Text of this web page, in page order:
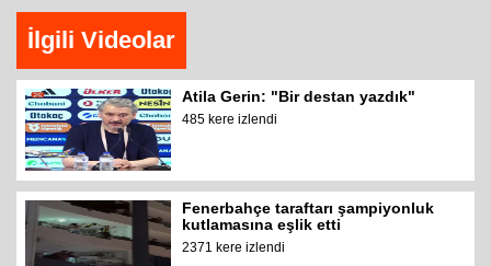
İlgili Videolar
Atila Gerin: "Bir destan yazdık"
485 kere izlendi
Fenerbahçe taraftarı şampiyonluk
kutlamasına eşlik etti
2371 kere izlendi